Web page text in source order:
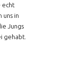
echt
uns in
Jungs
gehabt.